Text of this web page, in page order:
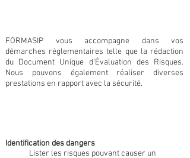
FORMASIP vous accompagne dans vos
démarches réglementaires telle que la rédaction
du Document Unique d’Évaluation des Risques.
Nous pouvons également réaliser diverses
prestations en rapport avec la sécurité.
Identification des dangers
Lister les risques pouvant causer un